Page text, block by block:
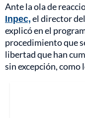
Ante la ola de
Inpec,el director
explicó en el
procedimiento que
libertad que han
sin excepción, como